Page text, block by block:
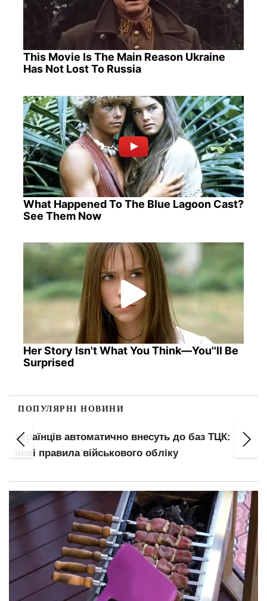
This Movie Is The Main Reason Ukraine
Has Not Lost To Russia
What Happened To The Blue Lagoon Cast?
See Them Now
Her Story Isn't What You Think—You''ll Be
Surprised
ПОПУЛЯРНІ НОВИНИ
Українців автоматично внесуть до баз ТЦК:
нові правила військового обліку